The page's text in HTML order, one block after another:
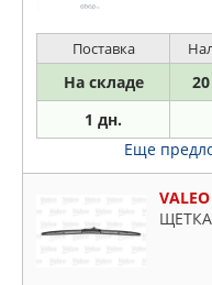
Поставка
На складе
1 дн.
Еще